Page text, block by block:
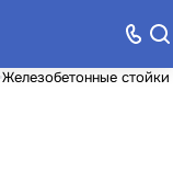
Железобетонные стойки